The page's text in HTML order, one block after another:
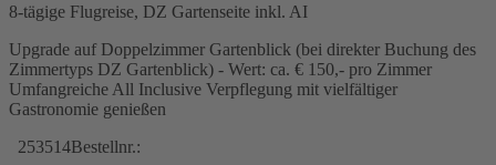
8-tägige Flugreise, DZ Gartenseite inkl. AI
Upgrade auf Doppelzimmer Gartenblick (bei direkter Buchung des
Zimmertyps DZ Gartenblick) - Wert: ca. € 150,- pro Zimmer
Umfangreiche All Inclusive Verpflegung mit vielfältiger
Gastronomie genießen
253514Bestellnr.: